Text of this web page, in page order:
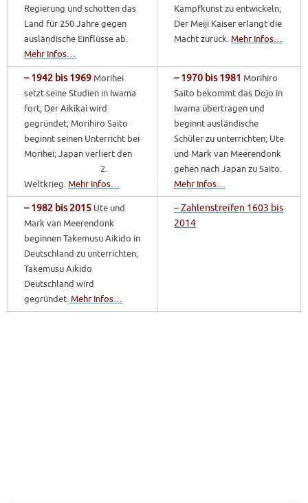
Regierung und schotten das
Land für 250 Jahre gegen
ausländische Einflüsse ab.
Mehr Infos…
Kampfkunst zu entwickeln;
Der Meiji Kaiser erlangt die
Macht zurück.Mehr Infos…
– 1942 bis 1969 Morihei
setzt seine Studien in Iwama
fort; Der Aikikai wird
gegründet; Morihiro Saito
beginnt seinen Unterricht bei
Morihei; Japan verliert den
2.
Weltkrieg.Mehr Infos…
– 1970 bis 1981 Morihiro
Saito bekommt das Dojo in
Iwama übertragen und
beginnt ausländische
Schüler zu unterrichten; Ute
und Mark van Meerendonk
gehen nach Japan zu Saito.
Mehr Infos…
– 1982 bis 2015 Ute und
Mark van Meerendonk
beginnen Takemusu Aikido in
Deutschland zu unterrichten;
Takemusu Aikido
Deutschland wird
gegründet.Mehr Infos…
– Zahlenstreifen 1603 bis
2014